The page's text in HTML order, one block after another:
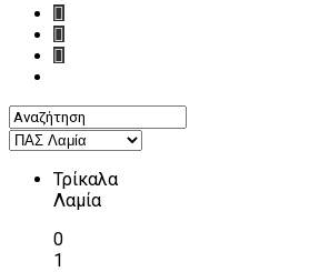
Τρίκαλα
Λαμία
0
1